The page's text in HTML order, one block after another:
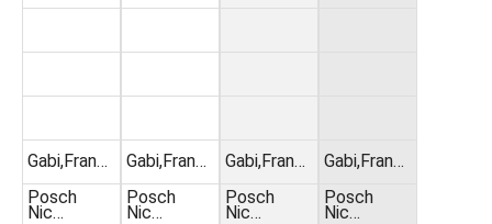
Gabi,Fran…
Posch
Nic…
Gabi,Fran…
Posch
Nic…
Gabi,Fran…
Posch
Nic…
Gabi,Fran…
Posch
Nic…